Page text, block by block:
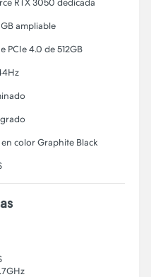
RTX 3050 dedicada
ampliable
PCIe 4.0 de 512GB
color Graphite Black